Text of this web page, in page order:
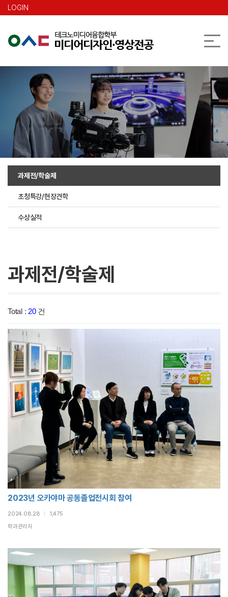
LOGIN
과제전/학술제
초청특강/현장견학
수상실적
과제전/학술제
Total : 20건
2023년 오카야마 공동졸업전시회 참여
2024.08.28
1,475
학과관리자